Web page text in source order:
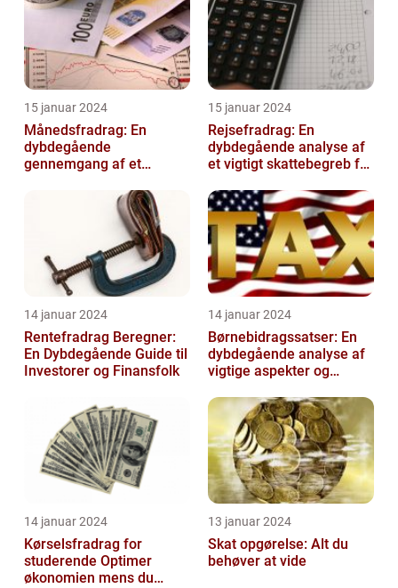
15 januar 2024
Månedsfradrag: En
dybdegående
gennemgang af et
investorer og finansfolk
15 januar 2024
Rejsefradrag: En
dybdegående analyse af
et vigtigt skattebegreb for
14 januar 2024
Rentefradrag Beregner:
En Dybdegående Guide til
Investorer og Finansfolk
14 januar 2024
Børnebidragssatser: En
dybdegående analyse af
vigtige aspekter og
14 januar 2024
Kørselsfradrag for
studerende Optimer
økonomien mens du
13 januar 2024
Skat opgørelse: Alt du
behøver at vide